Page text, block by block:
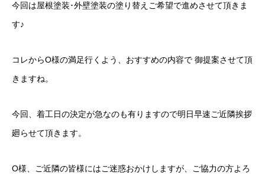
今回は屋根塗装･外壁塗装の塗り替えご希望で進めさせて頂きま
す♪
コレからO様の満足行くよう、おすすめの内容で 御提案させて頂
きますね。
今回、着工日の決定が急なのも有りますので明日早速ご近隣挨拶
廻らせて頂きます。
O様、ご近隣の皆様にはご迷惑おかけしますが、ご協力の方よろ